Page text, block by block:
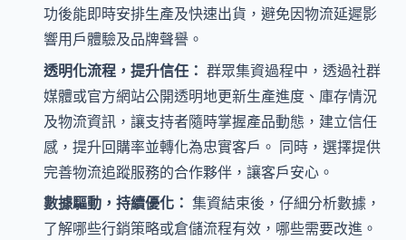
功後能即時安排生產及快速出貨，避免因物流延遲影
響用戶體驗及品牌聲譽。
透明化流程，提升信任： 群眾集資過程中，透過社群
媒體或官方網站公開透明地更新生產進度、庫存情況
及物流資訊，讓支持者隨時掌握產品動態，建立信任
感，提升回購率並轉化為忠實客戶。 同時，選擇提供
完善物流追蹤服務的合作夥伴，讓客戶安心。
數據驅動，持續優化： 集資結束後，仔細分析數據，
了解哪些行銷策略或倉儲流程有效，哪些需要改進。